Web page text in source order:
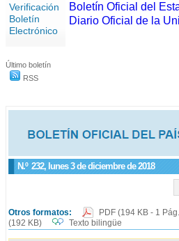
Verificación
Boletín
Electrónico
Último boletín
RSS
N.º 232, lunes 3 de diciembre de 2018
Otros formatos: PDF (194 KB - 1
(192 KB)
Texto bilingüe
Boletín Oficial del
Diario Oficial de la